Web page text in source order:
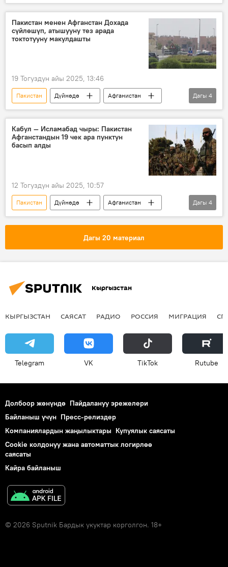
Борбор Азия
Кыргызстан
Индия
АКШ
Израиль
ЖККУ
коргонуу
Жаңжал
Пакистан менен Афганстан Дохада
сүйлөшүп, атышууну тез арада
токтотууну макулдашты
19 Тогуздун айы 2025, 13:46
Пакистан Дүйнөдө
Афганистан
Катар
согуш
Улуу Ата Мекендик согуш
сүйлөшүү
Дагы 4
Кабул — Исламабад чыры: Пакистан
Афганстандын 19 чек ара пунктун
басып алды
12 Тогуздун айы 2025, 10:57
Пакистан Дүйнөдө
Афганистан
чек ара
Чабуул
сокку
Дагы 4
Дагы 20 материал
Кыргызстан
КЫРГЫЗСТАН САЯСАТ РАДИО РОССИЯ МИГРАЦИЯ
Telegram VK ТikТоk Rutube
Долбоор жөнүндө Пайдалануу эрежелери
Байланыш үчүн Пресс-релиздер
Компаниялардын жаңылыктары Купуялык саясаты
Cookie колдонуу жана автоматтык логирлөө
саясаты
Кайра байланыш
© 2026 Sputnik Бардык укуктар корголгон. 18+